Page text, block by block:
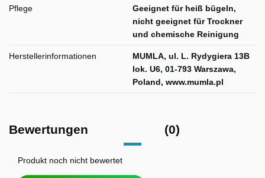
Pflege
Geeignet für heiß bügeln,
nicht geeignet für Trockner
und chemische Reinigung
Herstellerinformationen
MUMLA, ul. L. Rydygiera 13B
lok. U6, 01-793 Warszawa,
Poland, www.mumla.pl
Bewertungen (0)
Produkt noch nicht bewertet